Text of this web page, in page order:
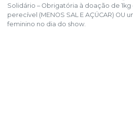
Solidário – Obrigatória à doação de
perecível (MENOS SAL E AÇÚCAR)
feminino no dia do show.